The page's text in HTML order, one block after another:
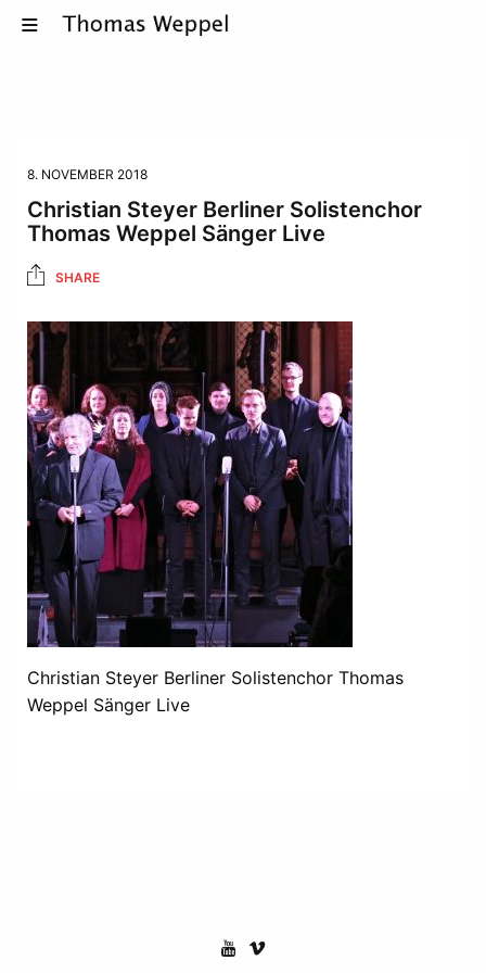
8. NOVEMBER 2018
Christian Steyer Berliner Solistenchor
Thomas Weppel Sänger Live
SHARE
Christian Steyer Berliner Solistenchor Thomas
Weppel Sänger Live